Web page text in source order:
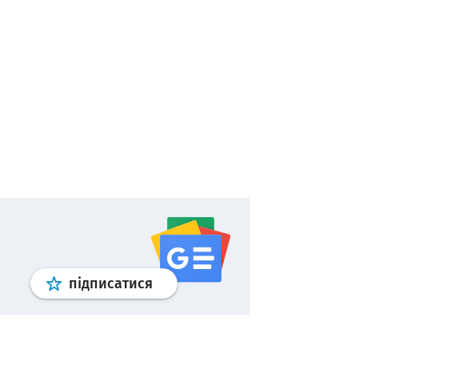
підписатися Профільgoogle news